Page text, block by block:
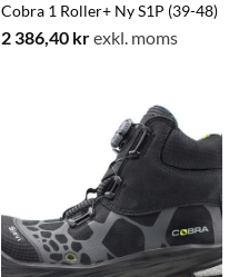
Cobra 1 Roller+ Ny S1P (39-48)
2 386,40 krexkl. moms